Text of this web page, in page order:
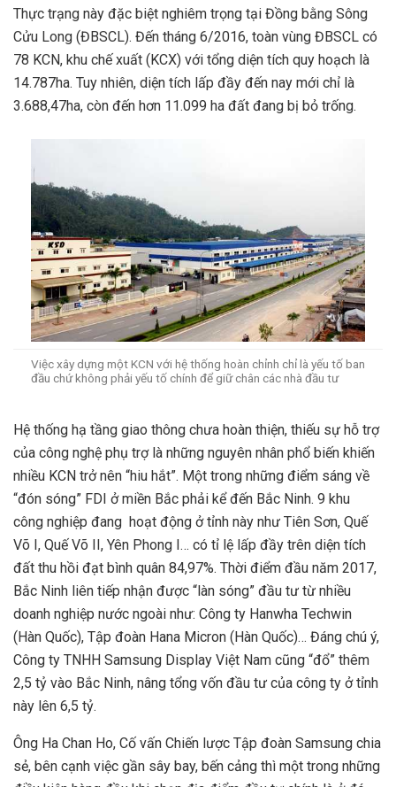
Thực trạng này đặc biệt nghiêm trọng tại Đồng bằng Sông
Cửu Long (ĐBSCL). Đến tháng 6/2016, toàn vùng ĐBSCL có
78 KCN, khu chế xuất (KCX) với tổng diện tích quy hoạch là
14.787ha. Tuy nhiên, diện tích lấp đầy đến nay mới chỉ là
3.688,47ha, còn đến hơn 11.099 ha đất đang bị bỏ trống.
Việc xây dựng một KCN với hệ thống hoàn chỉnh chỉ là yếu tố ban
đầu chứ không phải yếu tố chính để giữ chân các nhà đầu tư
Hệ thống hạ tầng giao thông chưa hoàn thiện, thiếu sự hỗ trợ
của công nghệ phụ trợ là những nguyên nhân phổ biến khiến
nhiều KCN trở nên “hiu hắt”. Một trong những điểm sáng về
“đón sóng” FDI ở miền Bắc phải kể đến Bắc Ninh. 9 khu
công nghiệp đang hoạt động ở tỉnh này như Tiên Sơn, Quế
Võ I, Quế Võ II, Yên Phong I… có tỉ lệ lấp đầy trên diện tích
đất thu hồi đạt bình quân 84,97%. Thời điểm đầu năm 2017,
Bắc Ninh liên tiếp nhận được “làn sóng” đầu tư từ nhiều
doanh nghiệp nước ngoài như: Công ty Hanwha Techwin
(Hàn Quốc), Tập đoàn Hana Micron (Hàn Quốc)… Đáng chú ý,
Công ty TNHH Samsung Display Việt Nam cũng “đổ” thêm
2,5 tỷ vào Bắc Ninh, nâng tổng vốn đầu tư của công ty ở tỉnh
này lên 6,5 tỷ.
Ông Ha Chan Ho, Cố vấn Chiến lược Tập đoàn Samsung chia
sẻ, bên cạnh việc gần sây bay, bến cảng thì một trong những